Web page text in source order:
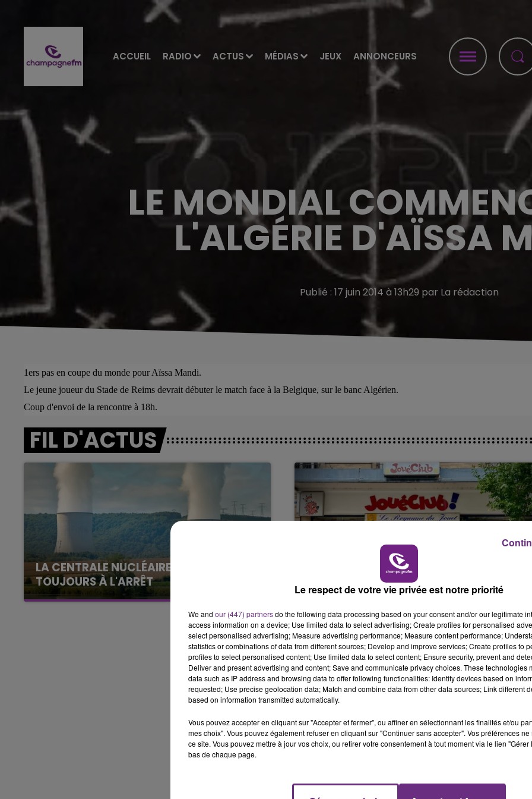
ACCUEIL RADIO ACTUS MÉDIAS JEUX ANNONCEURS
LE WEEK-END CHAMPAGNE FM LE WEEK-END CHAMPAGNE FM
LE MONDIAL
L'ALGÉRIE D'AÏSSA
Publié : 17 juin 2014 à 13h29 par La rédaction
1ers pas en coupe du monde pour Aïssa Mandi.
Le jeune joueur du Stade de Reims devrait débuter le match face à la Belgique, sur le banc Algérien.
Coup d'envoi de la rencontre à 18h.
FIL D'ACTUS
LA CENTRALE NUCLÉAIRE DE CHOOZ
TOUJOURS À L'ARRÊT
Cela fait déjà une semaine que la centrale
nucléaire ardennaise est à l'arrêt. Une situation
justifiée par la sécheresse intense qui est
LE MAGASIN JOUÉCLUB DE REIMS FERME
C'était l'une des institutions du centre-ville
rémois. Le magasin JouéClub est contraint de
fermer ses portes.
Le respect de votre vie privée est notre priorité
We and our (447) partnersdo the following data processing based on your consent and/or our legitimate
access information on a device; Use limited data to select advertising; Create profiles for personalised
select personalised advertising; Measure advertising performance; Measure content performance;
statistics or combinations of data from different sources; Develop and improve services; Create profiles to
profiles to select personalised content; Use limited data to select content; Ensure security, prevent and
Deliver and present advertising and content; Save and communicate privacy choices. These technologies
data such as IP address and browsing data to offer following functionalities: Identify devices based on
requested; Use precise geolocation data; Match and combine data from other data sources; Link different
based on information transmitted automatically.
Vous pouvez accepter en cliquant sur "Accepter et fermer", ou affiner en sélectionnant les finalités et/ou
mes choix". Vous pouvez également refuser en cliquant sur "Continuer sans accepter". Vos préférences
ce site. Vous pouvez mettre à jour vos choix, ou retirer votre consentement à tout moment via le lien
bas de chaque page.